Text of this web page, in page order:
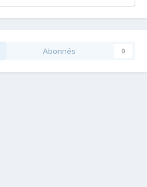
Abonnés 0